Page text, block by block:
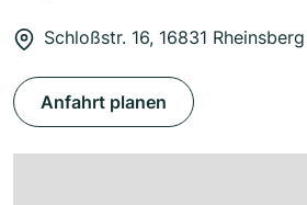
Schloßstr. 16, 16831 Rheinsberg
Anfahrt planen